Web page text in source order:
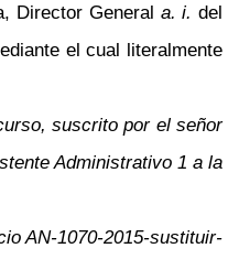
Director General a. i. del
el cual literalmente
suscrito por el señor
Administrativo 1 a la
AN-1070-2015-sustituir-